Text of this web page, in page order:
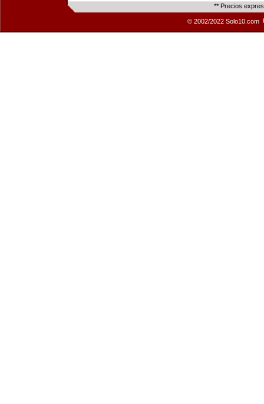
** Precios
© 2002/2022 Solo10.com